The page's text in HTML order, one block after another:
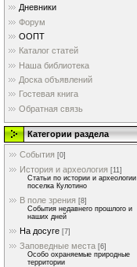
Дневники
Форум
ООПТ
Каталог статей
Наша библиотека
Доска объявлений
Гостевая книга
Обратная связь
Категории раздела
События [0]
История и археология [11]
Статьи по истории и археологии
поселка Кулотино
В поле зрения [8]
События недавнего прошлого и
наших дней
На досуге [7]
Заповедные места [6]
Особо охраняемые природные
территории